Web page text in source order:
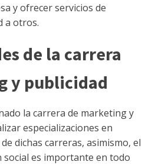
y ofrecer servicios de
a otros.
de la carrera
y publicidad
la carrera de marketing y
especializaciones en
dichas carreras, asimismo, el
social es importante en todo